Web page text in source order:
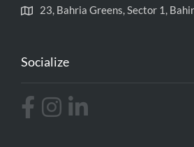
23, Bahria Greens, Sector 1,
Socialize